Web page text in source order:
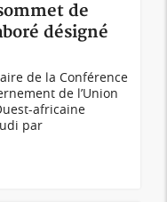
de
désigné
de la Conférence
de l’Union
africaine
par